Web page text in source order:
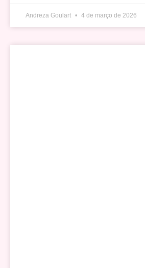
Andreza Goulart 4 de março de 2026